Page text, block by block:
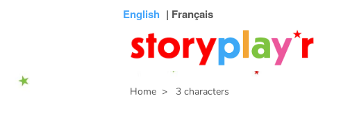
English | Français
Home > 3 characters